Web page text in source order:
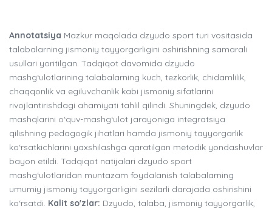
Annotatsiya Mazkur maqolada dzyudo sport turi vositasida
talabalarning jismoniy tayyorgarligini oshirishning samarali
usullari yoritilgan. Tadqiqot davomida dzyudo
mashg‘ulotlarining talabalarning kuch, tezkorlik, chidamlilik,
chaqqonlik va egiluvchanlik kabi jismoniy sifatlarini
rivojlantirishdagi ahamiyati tahlil qilindi. Shuningdek, dzyudo
mashqlarini o‘quv-mashg‘ulot jarayoniga integratsiya
qilishning pedagogik jihatlari hamda jismoniy tayyorgarlik
ko‘rsatkichlarini yaxshilashga qaratilgan metodik yondashuvlar
bayon etildi. Tadqiqot natijalari dzyudo sport
mashg‘ulotlaridan muntazam foydalanish talabalarning
umumiy jismoniy tayyorgarligini sezilarli darajada oshirishini
ko‘rsatdi. Kalit so'zlar: Dzyudo, talaba, jismoniy tayyorgarlik,